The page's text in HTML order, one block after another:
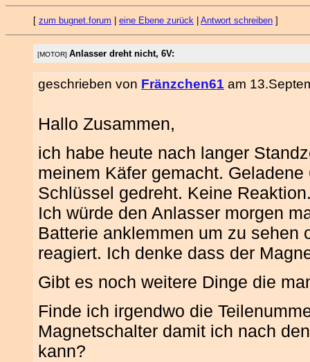
[ zum bugnet.forum eine Ebene zurück Antwort schreiben ]
[MOTOR] Anlasser dreht nicht, 6V:
geschrieben von Fränzchen61 am
Hallo Zusammen,
ich habe heute nach langer
meinem Käfer gemacht.
Schlüssel gedreht. Keine
Ich würde den Anlasser morgen
Batterie anklemmen um zu sehen
reagiert. Ich denke dass der
Gibt es noch weitere Dinge die
Finde ich irgendwo die
Magnetschalter damit ich nach
kann?